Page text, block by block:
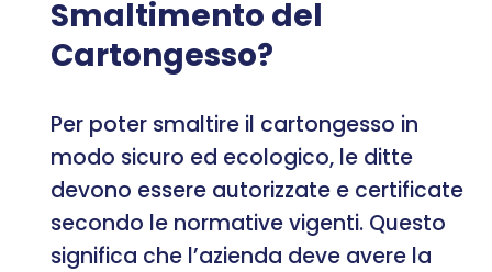
Smaltimento del
Cartongesso?
Per poter smaltire il cartongesso in
modo sicuro ed ecologico, le ditte
devono essere autorizzate e certificate
secondo le normative vigenti. Questo
significa che l’azienda deve avere la